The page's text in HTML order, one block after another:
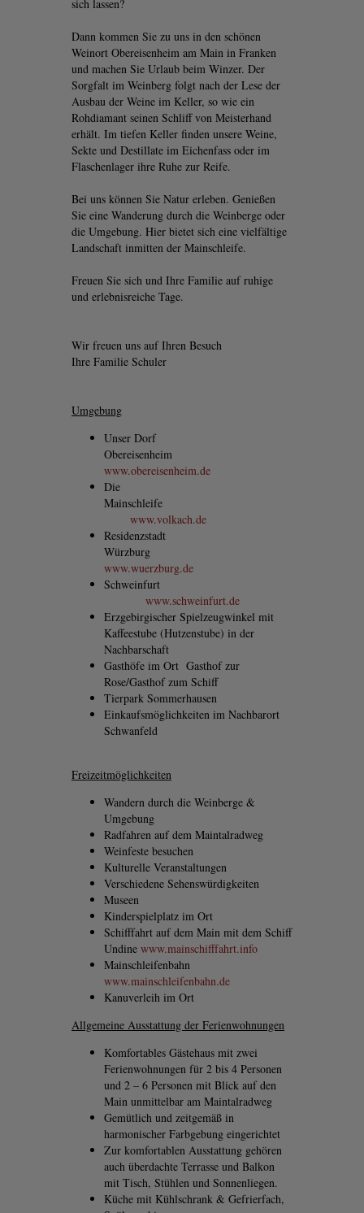
sich lassen?
Dann kommen Sie zu uns in den schönen
Weinort Obereisenheim am Main in Franken
und machen Sie Urlaub beim Winzer. Der
Sorgfalt im Weinberg folgt nach der Lese der
Ausbau der Weine im Keller, so wie ein
Rohdiamant seinen Schliff von Meisterhand
erhält. Im tiefen Keller finden unsere Weine,
Sekte und Destillate im Eichenfass oder im
Flaschenlager ihre Ruhe zur Reife.
Bei uns können Sie Natur erleben. Genießen
Sie eine Wanderung durch die Weinberge oder
die Umgebung. Hier bietet sich eine vielfältige
Landschaft inmitten der Mainschleife.
Freuen Sie sich und Ihre Familie auf ruhige
und erlebnisreiche Tage.
Wir freuen uns auf Ihren Besuch
Ihre Familie Schuler
Umgebung
Unser Dorf
Obereisenheim
www.obereisenheim.de
Die
Mainschleife
www.volkach.de
Residenzstadt
Würzburg
www.wuerzburg.de
Schweinfurt
www.schweinfurt.de
Erzgebirgischer Spielzeugwinkel mit
Kaffeestube (Hutzenstube) in der
Nachbarschaft
Gasthöfe im Ort Gasthof zur
Rose/Gasthof zum Schiff
Tierpark Sommerhausen
Einkaufsmöglichkeiten im Nachbarort
Schwanfeld
Freizeitmöglichkeiten
Wandern durch die Weinberge &
Umgebung
Radfahren auf dem Maintalradweg
Weinfeste besuchen
Kulturelle Veranstaltungen
Verschiedene Sehenswürdigkeiten
Museen
Kinderspielplatz im Ort
Schifffahrt auf dem Main mit dem Schiff
Undine www.mainschifffahrt.info
Mainschleifenbahn
www.mainschleifenbahn.de
Kanuverleih im Ort
Allgemeine Ausstattung der Ferienwohnungen
Komfortables Gästehaus mit zwei
Ferienwohnungen für 2 bis 4 Personen
und 2 – 6 Personen mit Blick auf den
Main unmittelbar am Maintalradweg
Gemütlich und zeitgemäß in
harmonischer Farbgebung eingerichtet
Zur komfortablen Ausstattung gehören
auch überdachte Terrasse und Balkon
mit Tisch, Stühlen und Sonnenliegen.
Küche mit Kühlschrank & Gefrierfach,